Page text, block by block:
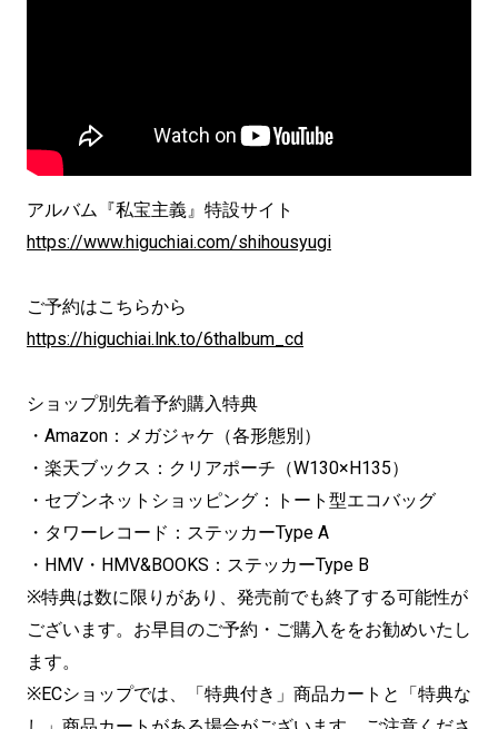
アルバム『私宝主義』特設サイト
https://www.higuchiai.com/shihousyugi
ご予約はこちらから
https://higuchiai.lnk.to/6thalbum_cd
ショップ別先着予約購入特典
・Amazon：メガジャケ（各形態別）
・楽天ブックス：クリアポーチ（W130×H135）
・セブンネットショッピング：トート型エコバッグ
・タワーレコード：ステッカーType A
・HMV・HMV&BOOKS：ステッカーType B
※特典は数に限りがあり、発売前でも終了する可能性が
ございます。お早目のご予約・ご購入ををお勧めいたし
ます。
※ECショップでは、「特典付き」商品カートと「特典な